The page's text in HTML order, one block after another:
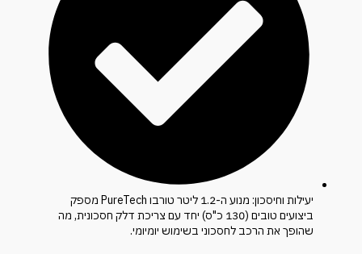
יעילות וחיסכון: מנוע ה-1.2 ליטר טורבו PureTech מספק
ביצועים טובים (130 כ"ס) יחד עם צריכת דלק חסכונית, מה
שהופך את הרכב לחסכוני בשימוש יומיומי.